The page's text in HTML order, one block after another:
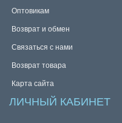
Оптовикам
Возврат и обмен
Связаться с нами
Возврат товара
Карта сайта
ЛИЧНЫЙ КАБИНЕТ